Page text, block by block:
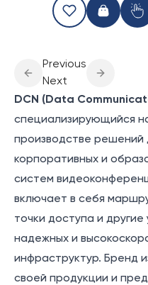
Previous
Next
DCN (Data
специализирующийся
производстве решений
корпоративных и
систем
включает в себя
точки доступа и
надежных и
инфраструктур. Бренд
своей продукции и